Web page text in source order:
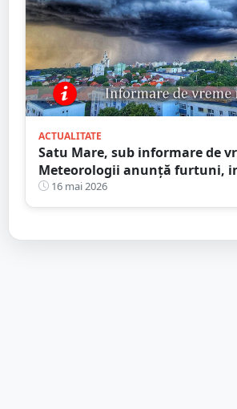
ACTUALITATE
Satu Mare, sub informare de
Meteorologii anunță furtuni,
de vânt și ploi în averse
16 mai 2026